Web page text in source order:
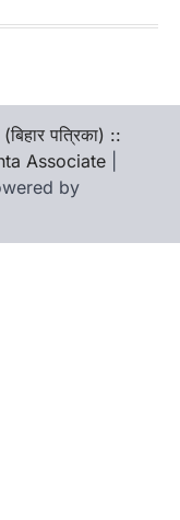
पत्रिका) ::
Associate
by